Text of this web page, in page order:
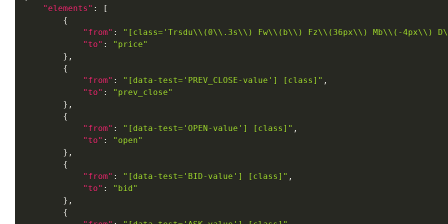
"elements" :
[
{
"from" : "[class='Trsdu\\(0\\.3s\\) Fw\\(b\\) Fz\\(36px\\) Mb\\(-4px\\)
"to" :
"price"
} ,
{
"from" : "[data-test='PREV_CLOSE-value'] [class]" ,
"to" :
"prev_close"
} ,
{
"from" : "[data-test='OPEN-value'] [class]" ,
"to" :
"open"
} ,
{
"from" : "[data-test='BID-value'] [class]" ,
"to" :
"bid"
} ,
{